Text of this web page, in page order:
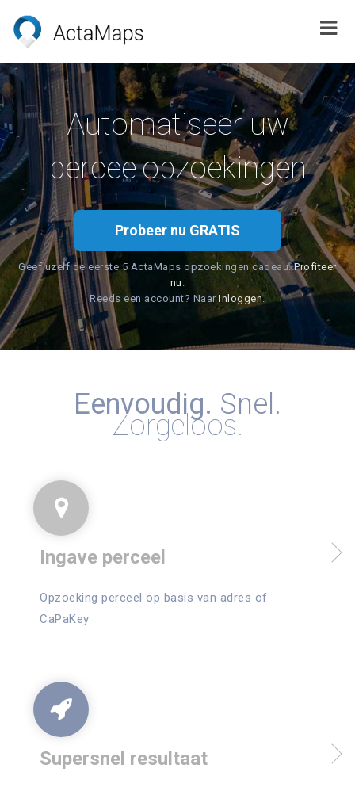
Automatiseer uw
perceelopzoekingen
Probeer nu GRATIS
Geef uzelf de eerste 5 ActaMaps opzoekingen cadeau.Profiteer
nu .
Reeds een account? NaarInloggen.
Eenvoudig. Snel.
Zorgeloos.
Ingave perceel
Opzoeking perceel op basis van adres of
CaPaKey
Supersnel resultaat